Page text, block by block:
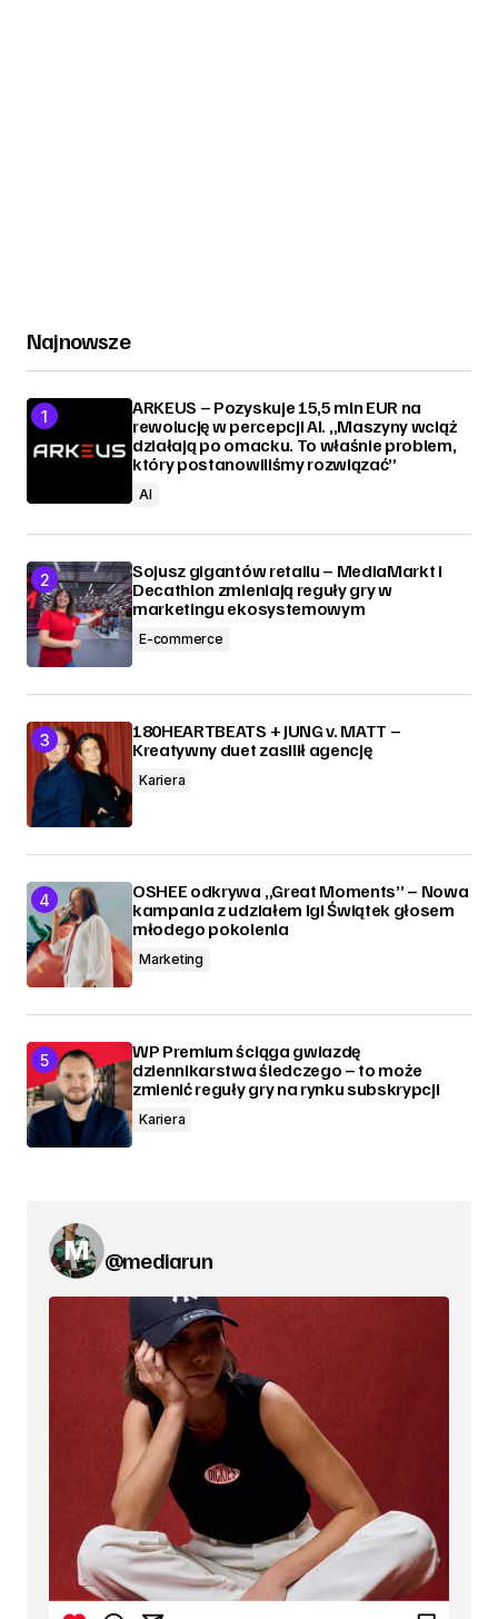
Najnowsze
ARKEUS – Pozyskuje 15,5 mln EUR na
rewolucję w percepcji AI. „Maszyny wciąż
działają po omacku. To właśnie problem,
który postanowiliśmy rozwiązać”
AI
Sojusz gigantów retailu – MediaMarkt i
Decathlon zmieniają reguły gry w
marketingu ekosystemowym
E-commerce
180HEARTBEATS + JUNG v. MATT –
Kreatywny duet zasilił agencję
Kariera
OSHEE odkrywa „Great Moments” – Nowa
kampania z udziałem Igi Świątek głosem
młodego pokolenia
Marketing
WP Premium ściąga gwiazdę
dziennikarstwa śledczego – to może
zmienić reguły gry na rynku subskrypcji
Kariera
@mediarun